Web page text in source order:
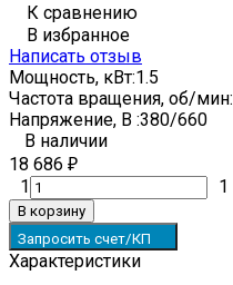
К сравнению
В избранное
Написать отзыв
Мощность, кВт:1.5
Частота вращения, об/мин:
Напряжение, В :380/660
В наличии
18 686 ₽
1 1
В корзину
Запросить счет/КП
Характеристики